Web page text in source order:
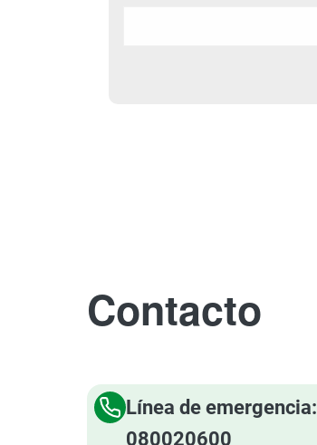
Contacto
Línea de emergencia:
080020600